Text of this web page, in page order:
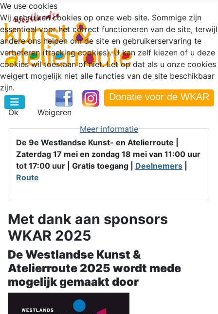
Donatie voor de WKAR
De 9e Westlandse Kunst- en Atelierroute |
Zaterdag 17 mei en zondag 18 mei van 11:00 uur
tot 17:00 uur | Gratis toegang | Deelnemers
Route
Met dank aan sponsors
WKAR 2025
De Westlandse Kunst &
Atelierroute 2025 wordt mede
mogelijk gemaakt door
We use cookies
Wij gebruiken cookies op onze web site. Sommige zijn
essentieel voor het correct functioneren van de site, terwijl
andere ons helpen om de site en gebruikerservaring te
verbeteren (tracking cookies). U kan zelf kiezen of u deze
cookies wil toestaan of niet. Let op dat als u onze cookies
weigert mogelijk niet alle functies van de site beschikbaar
zijn.
Ok
Weigeren
Meer informatie